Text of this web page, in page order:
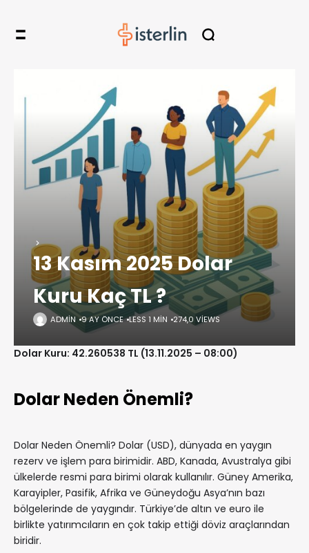
13 Kasım 2025 Dolar
Kuru Kaç TL ?
ADMIN 9 AY ÖNCE LESS 1 MIN 274,0 VIEWS
Dolar Kuru: 42.260538 TL (13.11.2025 – 08:00)
Dolar Neden Önemli?
Dolar Neden Önemli? Dolar (USD), dünyada en yaygın
rezerv ve işlem para birimidir. ABD, Kanada, Avustralya gibi
ülkelerde resmi para birimi olarak kullanılır. Güney Amerika,
Karayipler, Pasifik, Afrika ve Güneydoğu Asya’nın bazı
bölgelerinde de yaygındır. Türkiye’de altın ve euro ile
birlikte yatırımcıların en çok takip ettiği döviz araçlarından
biridir.